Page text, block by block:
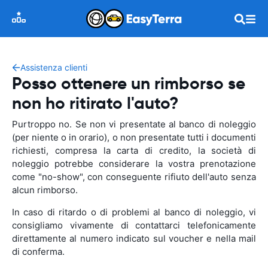
Assistenza clienti
Posso ottenere un rimborso se
non ho ritirato l'auto?
Purtroppo no. Se non vi presentate al banco di noleggio
(per niente o in orario), o non presentate tutti i documenti
richiesti, compresa la carta di credito, la società di
noleggio potrebbe considerare la vostra prenotazione
come "no-show", con conseguente rifiuto dell'auto senza
alcun rimborso.
In caso di ritardo o di problemi al banco di noleggio, vi
consigliamo vivamente di contattarci telefonicamente
direttamente al numero indicato sul voucher e nella mail
di conferma.